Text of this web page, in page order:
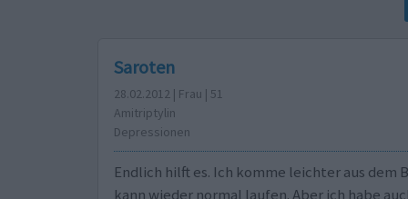
Saroten
28.02.2012 | Frau | 51
Amitriptylin
Depressionen
Endlich hilft es. Ich komme leichter aus dem
kann wieder normal laufen. Aber ich habe